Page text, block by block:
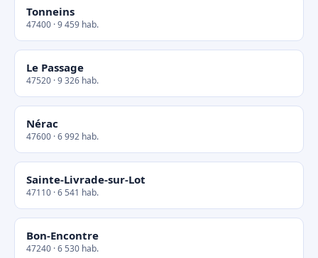
Tonneins
47400 · 9 459 hab.
Le Passage
47520 · 9 326 hab.
Nérac
47600 · 6 992 hab.
Sainte-Livrade-sur-Lot
47110 · 6 541 hab.
Bon-Encontre
47240 · 6 530 hab.